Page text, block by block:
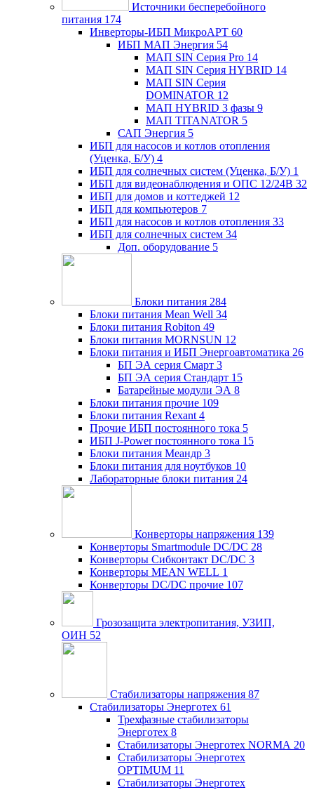
Источники бесперебойного
питания 174
Инверторы-ИБП МикроАРТ 60
ИБП МАП Энергия 54
МАП SIN Серия Pro 14
МАП SIN Серия HYBRID 14
МАП SIN Серия
DOMINATOR 12
МАП HYBRID 3 фазы 9
МАП TITANATOR 5
САП Энергия 5
ИБП для насосов и котлов отопления
(Уценка, Б/У) 4
ИБП для солнечных систем (Уценка, Б/У) 1
ИБП для видеонаблюдения и ОПС 12/24В 32
ИБП для домов и коттеджей 12
ИБП для компьютеров 7
ИБП для насосов и котлов отопления 33
ИБП для солнечных систем 34
Доп. оборудование 5
Блоки питания 284
Блоки питания Mean Well 34
Блоки питания Robiton 49
Блоки питания MORNSUN 12
Блоки питания и ИБП Энергоавтоматика 26
БП ЭА серия Смарт 3
БП ЭА серия Стандарт 15
Батарейные модули ЭА 8
Блоки питания прочие 109
Блоки питания Rexant 4
Прочие ИБП постоянного тока 5
ИБП J-Power постоянного тока 15
Блоки питания Меандр 3
Блоки питания для ноутбуков 10
Лабораторные блоки питания 24
Конверторы напряжения 139
Конверторы Smartmodule DC/DC 28
Конверторы Сибконтакт DC/DC 3
Конверторы MEAN WELL 1
Конверторы DC/DC прочие 107
Грозозащита электропитания, УЗИП,
ОИН 52
Стабилизаторы напряжения 87
Стабилизаторы Энерготех 61
Трехфазные стабилизаторы
Энерготех 8
Стабилизаторы Энерготех NORMA 20
Стабилизаторы Энерготех
OPTIMUM 11
Стабилизаторы Энерготех